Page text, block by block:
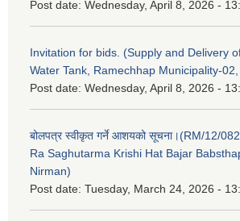
Post date: Wednesday, April 8, 2026 -
Invitation for bids. (Supply and Delivery
Water Tank, Ramechhap Municipality-
Post date: Wednesday, April 8, 2026 -
बोलपत्र स्वीकृत गर्ने आशयको सूचना।(RM/12/
Ra Saghutarma Krishi Hat Bajar
Nirman)
Post date: Tuesday, March 24, 2026 -